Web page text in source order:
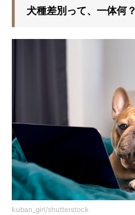
犬種差別って、一体何？
kuban_girl/shutterstock